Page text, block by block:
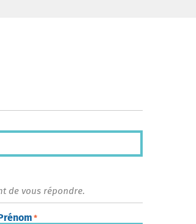
de vous répondre.
*